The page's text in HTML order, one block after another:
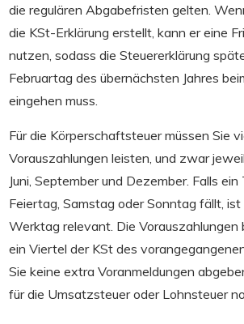
die regulären Abgabefristen gelten.
die KSt-Erklärung erstellt, kann er eine
nutzen, sodass die Steuererklärung
Februartag des übernächsten Jahres
eingehen muss.
Für die Körperschaftsteuer müssen Sie
Vorauszahlungen leisten, und zwar
Juni, September und Dezember. Falls
Feiertag, Samstag oder Sonntag fällt,
Werktag relevant. Die Vorauszahlungen
ein Viertel der KSt des
Sie keine extra Voranmeldungen
für die Umsatzsteuer oder Lohnsteuer